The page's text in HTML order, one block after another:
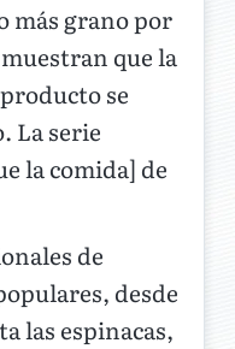
más grano por
que la
se
La serie
la comida] de
de
desde
las espinacas,